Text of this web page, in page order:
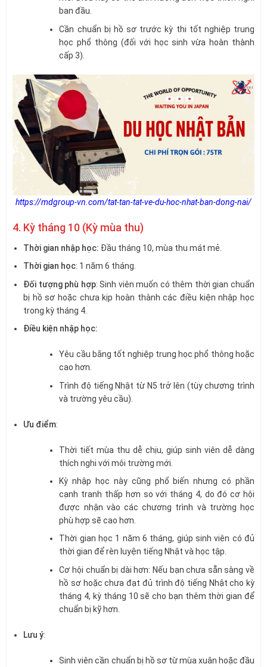
ban đầu.
Cần chuẩn bị hồ sơ trước kỳ thi tốt nghiệp trung
học phổ thông (đối với học sinh vừa hoàn thành
cấp 3).
https://mdgroup-vn.com/tat-tan-tat-ve-du-hoc-nhat-ban-dong-nai/
4. Kỳ tháng 10 (Kỳ mùa thu)
Thời gian nhập học: Đầu tháng 10, mùa thu mát mẻ.
Thời gian học: 1 năm 6 tháng.
Đối tượng phù hợp: Sinh viên muốn có thêm thời gian chuẩn
bị hồ sơ hoặc chưa kịp hoàn thành các điều kiện nhập học
trong kỳ tháng 4.
Điều kiện nhập học:
Yêu cầu bằng tốt nghiệp trung học phổ thông hoặc
cao hơn.
Trình độ tiếng Nhật từ N5 trở lên (tùy chương trình
và trường yêu cầu).
Ưu điểm:
Thời tiết mùa thu dễ chịu, giúp sinh viên dễ dàng
thích nghi với môi trường mới.
Kỳ nhập học này cũng phổ biến nhưng có phần
cạnh tranh thấp hơn so với tháng 4, do đó cơ hội
được nhận vào các chương trình và trường học
phù hợp sẽ cao hơn.
Thời gian học 1 năm 6 tháng, giúp sinh viên có đủ
thời gian để rèn luyện tiếng Nhật và học tập.
Cơ hội chuẩn bị dài hơn: Nếu bạn chưa sẵn sàng về
hồ sơ hoặc chưa đạt đủ trình độ tiếng Nhật cho kỳ
tháng 4, kỳ tháng 10 sẽ cho bạn thêm thời gian để
chuẩn bị kỹ hơn.
Lưu ý:
Sinh viên cần chuẩn bị hồ sơ từ mùa xuân hoặc đầu